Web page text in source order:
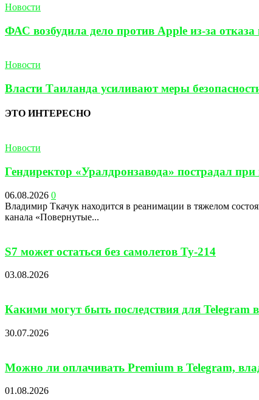
Новости
ФАС возбудила дело против Apple из-за
Новости
Власти Таиланда усиливают меры
ЭТО ИНТЕРЕСНО
Новости
Гендиректор «Уралдронзавода» пострадал
06.08.2026 0
Владимир Ткачук находится в реанимации в тяжелом
канала «Повернутые...
S7 может остаться без самолетов Ту-214
03.08.2026
Какими могут быть последствия для Telegram
30.07.2026
Можно ли оплачивать Premium в Telegram,
01.08.2026